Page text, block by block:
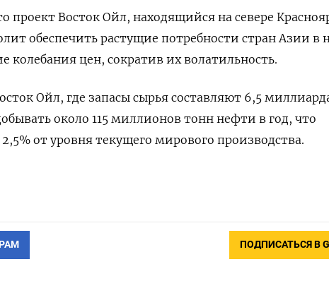
проект Восток Ойл, находящийся на севере
обеспечить растущие потребности стран Азии в
колебания цен, сократив их волатильность.
Ойл, где запасы сырья составляют 6,5
около 115 миллионов тонн нефти в год, что
от уровня текущего мирового производства.
ПОДПИСАТЬСЯ В